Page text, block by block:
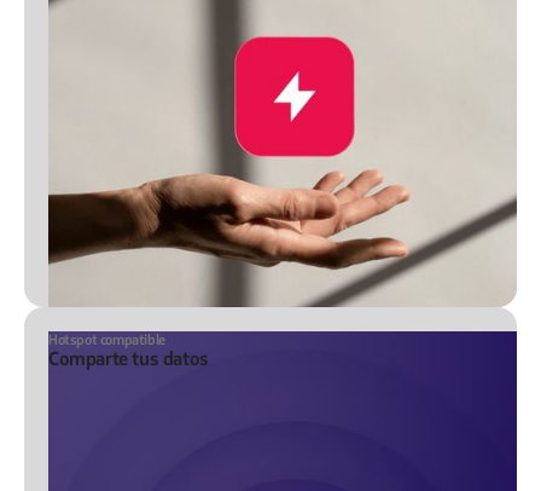
Hotspot compatible
Comparte tus datos